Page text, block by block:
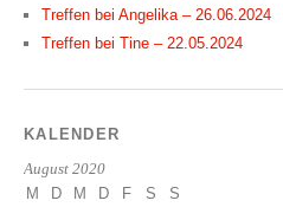
Treffen bei Angelika – 26.06.2024
Treffen bei Tine – 22.05.2024
KALENDER
August 2020
M D M D F S
S